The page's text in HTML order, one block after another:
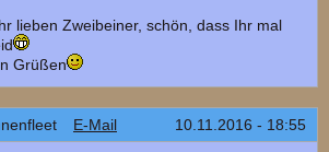
lieben Zweibeiner, schön, dass Ihr mal
Grüßen
E-Mail 10.11.2016 - 18:55